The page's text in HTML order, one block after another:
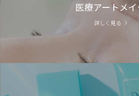
医療アートメ
詳しく見る